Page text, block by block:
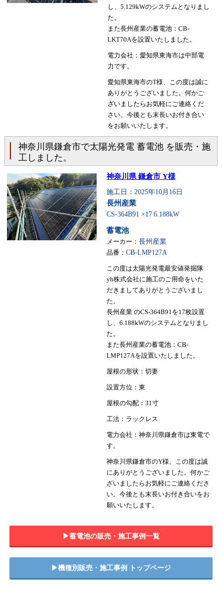
し、5.129kWのシステムとなりまし
た。
また長州産業の蓄電池：CB-
LKT70Aを設置いたしました。
電力会社：愛知県東海市は中部電
力です。
愛知県東海市のT様、この度は誠に
ありがとうございました。何かご
ざいましたらお気軽にご連絡くだ
さい。今後とも末長いお付き合い
をお願いいたします。
神奈川県鎌倉市で太陽光発電 蓄電池 を販売・施
工しました。
神奈川県 鎌倉市 Y様
施工日：2025年10月16日
長州産業
CS-364B91 ×17 6.188kW
蓄電池
メーカー： 長州産業
品番： CB-LMP127A
この度は太陽光発電最安値発掘隊
yh株式会社に施工のご用命をいた
だきましてありがとうございまし
た。
長州産業 のCS-364B91を17枚設置
し、6.188kWのシステムとなりまし
た。
また長州産業の蓄電池：CB-
LMP127Aを設置いたしました。
屋根の形状：切妻
設置方位：東
屋根の勾配：31寸
工法：ラックレス
電力会社：神奈川県鎌倉市は東電で
す。
神奈川県鎌倉市のY様、この度は誠
にありがとうございました。何かご
ざいましたらお気軽にご連絡くださ
い。今後とも末長いお付き合いをお
願いいたします。
▶︎蓄電池の販売・施工事例一覧
▶︎機種別販売・施工事例 トップページ